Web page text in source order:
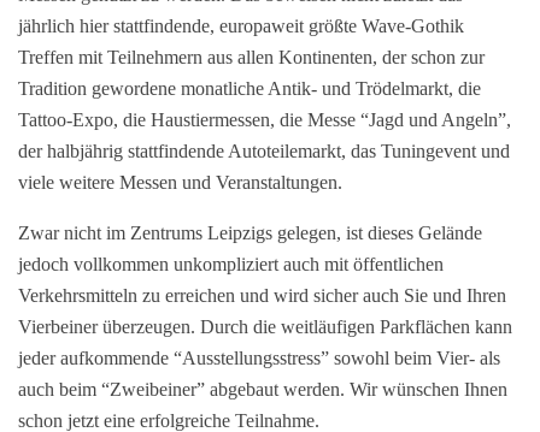
jährlich hier stattfindende, europaweit größte Wave-Gothik
Treffen mit Teilnehmern aus allen Kontinenten, der schon zur
Tradition gewordene monatliche Antik- und Trödelmarkt, die
Tattoo-Expo, die Haustiermessen, die Messe “Jagd und Angeln”,
der halbjährig stattfindende Autoteilemarkt, das Tuningevent und
viele weitere Messen und Veranstaltungen.
Zwar nicht im Zentrums Leipzigs gelegen, ist dieses Gelände
jedoch vollkommen unkompliziert auch mit öffentlichen
Verkehrsmitteln zu erreichen und wird sicher auch Sie und Ihren
Vierbeiner überzeugen. Durch die weitläufigen Parkflächen kann
jeder aufkommende “Ausstellungsstress” sowohl beim Vier- als
auch beim “Zweibeiner” abgebaut werden. Wir wünschen Ihnen
schon jetzt eine erfolgreiche Teilnahme.